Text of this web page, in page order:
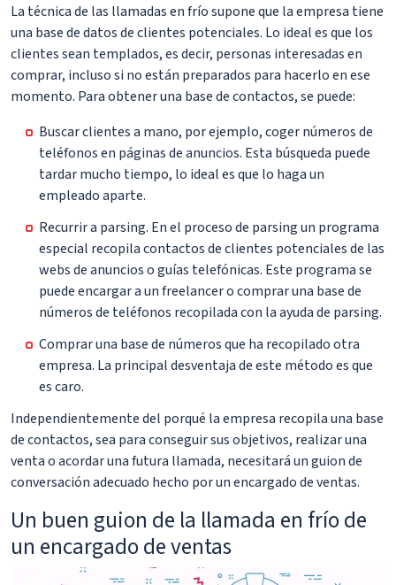
La técnica de las llamadas en frío supone que la empresa tiene
una base de datos de clientes potenciales. Lo ideal es que los
clientes sean templados, es decir, personas interesadas en
comprar, incluso si no están preparados para hacerlo en ese
momento. Para obtener una base de contactos, se puede:
Buscar clientes a mano, por ejemplo, coger números de
teléfonos en páginas de anuncios. Esta búsqueda puede
tardar mucho tiempo, lo ideal es que lo haga un
empleado aparte.
Recurrir a parsing. En el proceso de parsing un programa
especial recopila contactos de clientes potenciales de las
webs de anuncios o guías telefónicas. Este programa se
puede encargar a un freelancer o comprar una base de
números de teléfonos recopilada con la ayuda de parsing.
Comprar una base de números que ha recopilado otra
empresa. La principal desventaja de este método es que
es caro.
Independientemente del porqué la empresa recopila una base
de contactos, sea para conseguir sus objetivos, realizar una
venta o acordar una futura llamada, necesitará un guion de
conversación adecuado hecho por un encargado de ventas.
Un buen guion de la llamada en frío de
un encargado de ventas